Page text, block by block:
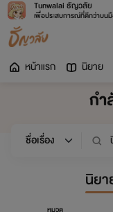
Tunwalai ธัญวลัย
เพื่อประสบการณ์ที่ดีกว่าบน
หน้าแรก นิยาย
กำ
นิย